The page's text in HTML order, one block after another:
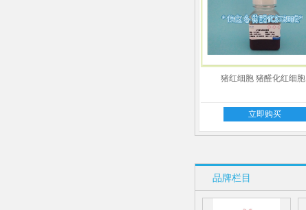
猪红细胞 猪醛化红细胞
立即购买
品牌栏目